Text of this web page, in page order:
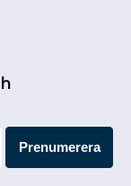
Prenumerera